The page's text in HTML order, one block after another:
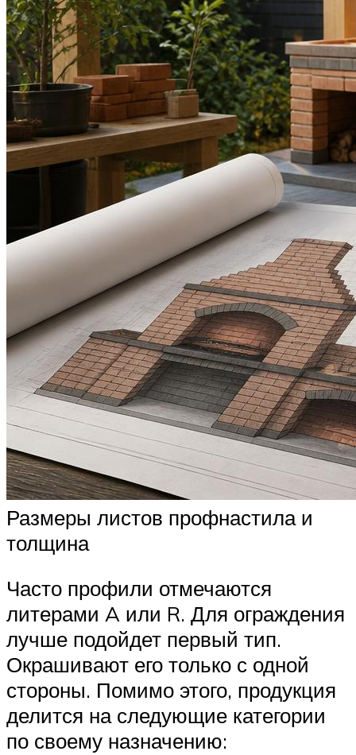
Размеры листов профнастила и
толщина
Часто профили отмечаются
литерами A или R. Для ограждения
лучше подойдет первый тип.
Окрашивают его только с одной
стороны. Помимо этого, продукция
делится на следующие категории
по своему назначению: